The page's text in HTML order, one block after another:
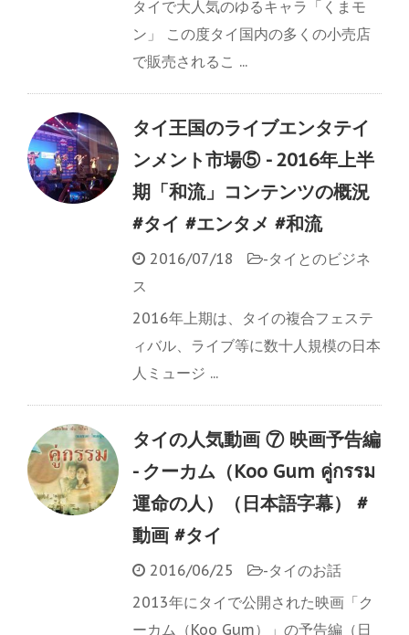
タイで大人気のゆるキャラ「くまモ
ン」 この度タイ国内の多くの小売店
で販売されるこ ...
タイ王国のライブエンタテイ
ンメント市場⑤ - 2016年上半
期「和流」コンテンツの概況
#タイ #エンタメ #和流
2016/07/18 -タイとのビジネ
ス
2016年上期は、タイの複合フェステ
ィバル、ライブ等に数十人規模の日本
人ミュージ ...
タイの人気動画 ⑦ 映画予告編
- クーカム（Koo Gum คู่กรรม
運命の人）（日本語字幕） #
動画 #タイ
2016/06/25 -タイのお話
2013年にタイで公開された映画「ク
ーカム（Koo Gum）」の予告編（日